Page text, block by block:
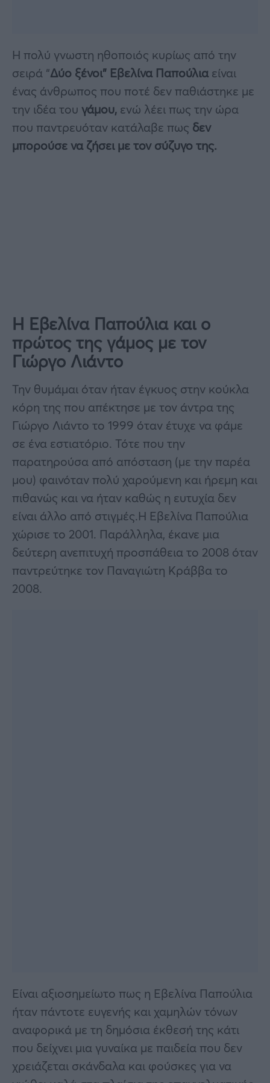
H πολύ γνωστη ηθοποιός κυρίως από την
σειρά “Δύο ξένοι” Εβελίνα Παπούλιαείναι
ένας άνθρωπος που ποτέ δεν παθιάστηκε με
την ιδέα του γάμου, ενώ λέει πως την ώρα
που παντρευόταν κατάλαβε πως δεν
μπορούσε να ζήσει με τον σύζυγο της.
Η Εβελίνα Παπούλια και ο
πρώτος της γάμος με τον
Γιώργο Λιάντο
Την θυμάμαι όταν ήταν έγκυος στην κούκλα
κόρη της που απέκτησε με τον άντρα της
Γιώργο Λιάντο το 1999 όταν έτυχε να φάμε
σε ένα εστιατόριο. Τότε που την
παρατηρούσα από απόσταση (με την παρέα
μου) φαινόταν πολύ χαρούμενη και ήρεμη και
πιθανώς και να ήταν καθώς η ευτυχία δεν
είναι άλλο από στιγμές.Η Εβελίνα Παπούλια
χώρισε το 2001. Παράλληλα, έκανε μια
δεύτερη ανεπιτυχή προσπάθεια το 2008 όταν
παντρεύτηκε τον Παναγιώτη Κράββα το
2008.
Είναι αξιοσημείωτο πως η Εβελίνα Παπούλια
ήταν πάντοτε ευγενής και χαμηλών τόνων
αναφορικά με τη δημόσια έκθεσή της κάτι
που δείχνει μια γυναίκα με παιδεία που δεν
χρειάζεται σκάνδαλα και φούσκες για να